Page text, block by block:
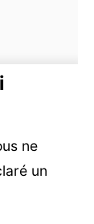
ne
un